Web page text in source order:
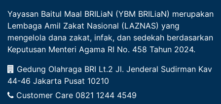
Yayasan Baitul Maal BRILiaN (YBM BRILiaN) merupakan
Lembaga Amil Zakat Nasional (LAZNAS) yang
mengelola dana zakat, infak, dan sedekah berdasarkan
Keputusan Menteri Agama RI No. 458 Tahun 2024.
Gedung Olahraga BRI Lt.2 Jl. Jenderal Sudirman Kav
44-46 Jakarta Pusat 10210
Customer Care 0821 1244 4549